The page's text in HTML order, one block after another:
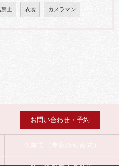
止 衣裳 カメラマン
お問い合わせ・予約